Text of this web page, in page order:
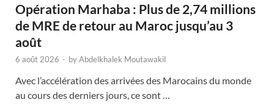
Opération Marhaba : Plus de 2,74 millions
de MRE de retour au Maroc jusqu’au 3
août
6 août 2026 - byAbdelkhalek Moutawakil
Avec l’accélération des arrivées des Marocains du monde
au cours des derniers jours, ce sont …